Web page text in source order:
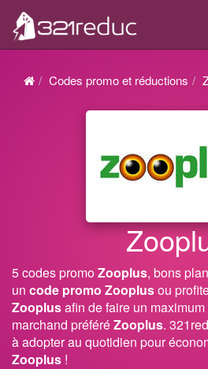
Codes promo et réductions
5 codes promoZooplus, bons
un code promo Zooplusou
Zooplusafin de faire un
marchand préféréZooplus.
à adopter au quotidien pour
Zooplus !